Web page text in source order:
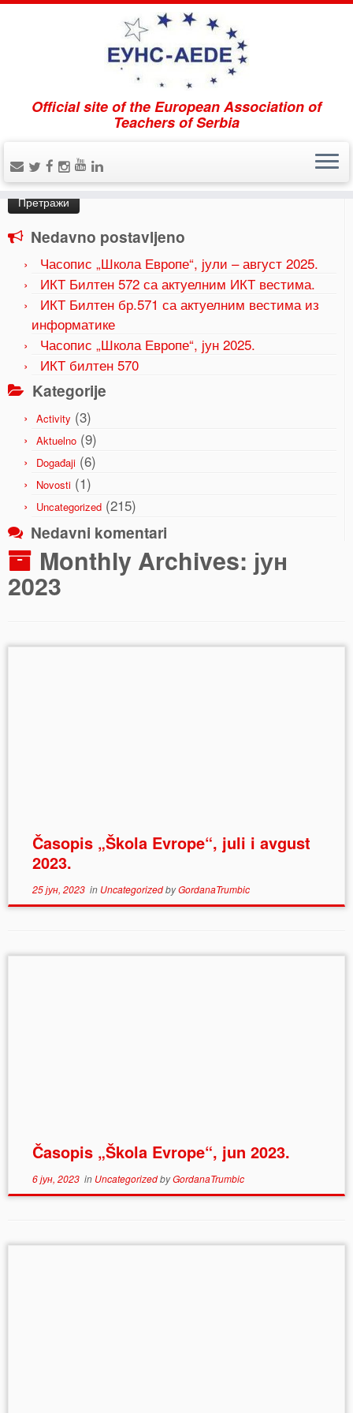
Official site of the European Association of
Teachers of Serbia
Home » 2023 » јун
Претрага
за:
Nedavno postavljeno
Часопис „Школа Европе“, јули – август 2025.
ИКТ Билтен 572 са актуелним ИКТ вестима.
ИКТ Билтен бр.571 са актуелним вестима из
информатике
Часопис „Школа Европе“, јун 2025.
ИКТ билтен 570
Kategorije
Activity (3)
Aktuelno (9)
Događaji (6)
Novosti (1)
Uncategorized (215)
Nedavni komentari
Monthly Archives: јун
2023
Časopis „Škola Evrope“, juli i avgust
2023.
25 јун, 2023in UncategorizedbyGordanaTrumbic
Časopis „Škola Evrope“, jun 2023.
6 јун, 2023in UncategorizedbyGordanaTrumbic